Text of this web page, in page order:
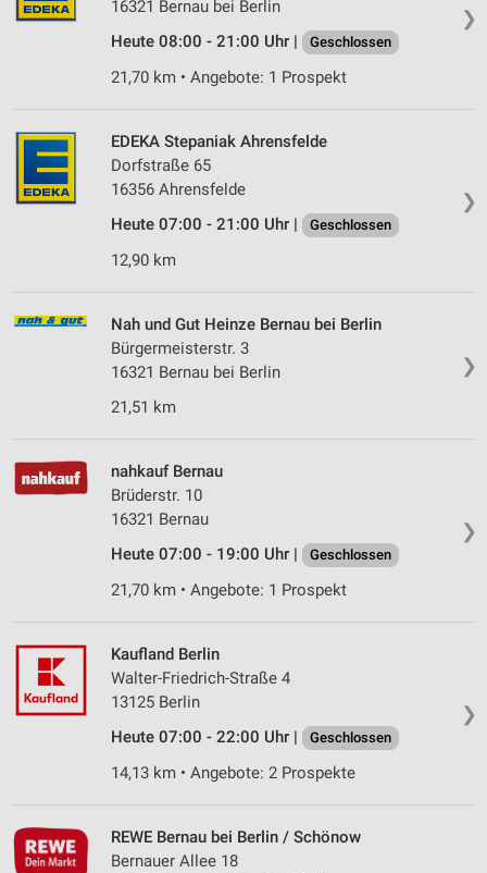
❯
16321 Bernau bei Berlin
Heute 08:00 - 21:00 Uhr |
Geschlossen
21,70 km • Angebote: 1 Prospekt
❯
EDEKA Stepaniak Ahrensfelde
Dorfstraße 65
16356 Ahrensfelde
Heute 07:00 - 21:00 Uhr |
Geschlossen
12,90 km
❯
Nah und Gut Heinze Bernau bei Berlin
Bürgermeisterstr. 3
16321 Bernau bei Berlin
21,51 km
❯
nahkauf Bernau
Brüderstr. 10
16321 Bernau
Heute 07:00 - 19:00 Uhr |
Geschlossen
21,70 km • Angebote: 1 Prospekt
❯
Kaufland Berlin
Walter-Friedrich-Straße 4
13125 Berlin
Heute 07:00 - 22:00 Uhr |
Geschlossen
14,13 km • Angebote: 2 Prospekte
REWE Bernau bei Berlin / Schönow
Bernauer Allee 18